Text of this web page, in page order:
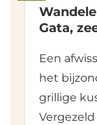
Gata,
Een
het
grillige